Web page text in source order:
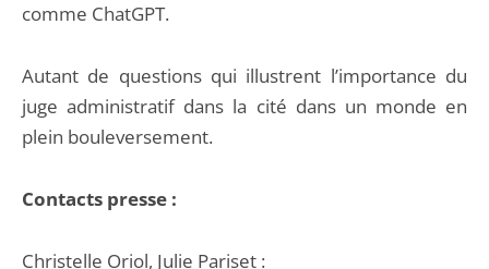
comme ChatGPT.
Autant de questions qui illustrent l’importance du
juge administratif dans la cité dans un monde en
plein bouleversement.
Contacts presse :
Christelle Oriol, Julie Pariset :